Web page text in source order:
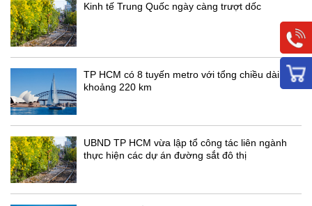
Kinh tế Trung Quốc ngày càng trượt dốc
TP HCM có 8 tuyến metro với tổng chiều dài
khoảng 220 km
UBND TP HCM vừa lập tổ công tác liên ngành
thực hiện các dự án đường sắt đô thị